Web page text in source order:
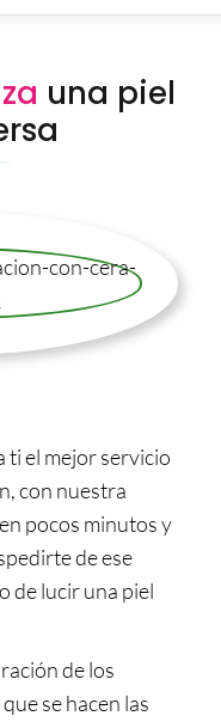
una piel
ti el mejor servicio
con nuestra
pocos minutos y
de ese
de lucir una piel
de los
se hacen las